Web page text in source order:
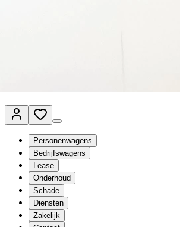
Personenwagens
Bedrijfswagens
Lease
Onderhoud
Schade
Diensten
Zakelijk